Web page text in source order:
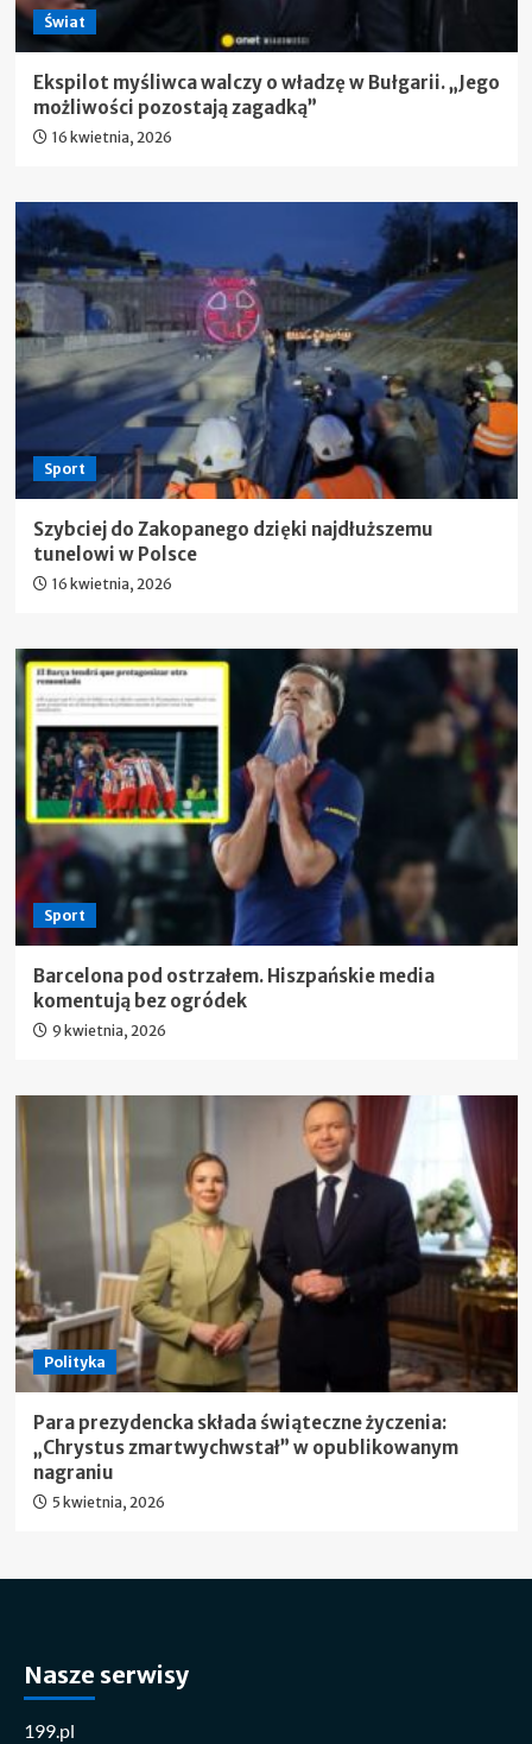
Świat
Ekspilot myśliwca walczy o władzę w Bułgarii. „Jego
możliwości pozostają zagadką”
16 kwietnia, 2026
Sport
Szybciej do Zakopanego dzięki najdłuższemu
tunelowi w Polsce
16 kwietnia, 2026
Sport
Barcelona pod ostrzałem. Hiszpańskie media
komentują bez ogródek
9 kwietnia, 2026
Polityka
Para prezydencka składa świąteczne życzenia:
„Chrystus zmartwychwstał” w opublikowanym
nagraniu
5 kwietnia, 2026
Nasze serwisy
199.pl